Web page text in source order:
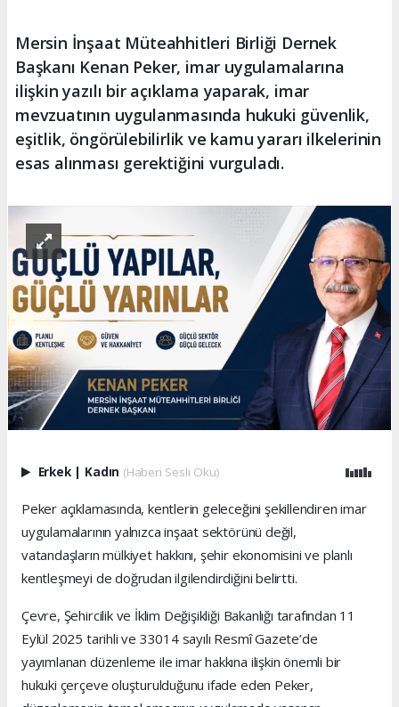
Mersin İnşaat Müteahhitleri Birliği Dernek
Başkanı Kenan Peker, imar uygulamalarına
ilişkin yazılı bir açıklama yaparak, imar
mevzuatının uygulanmasında hukuki güvenlik,
eşitlik, öngörülebilirlik ve kamu yararı ilkelerinin
esas alınması gerektiğini vurguladı.
Erkek Kadın (Haberi Sesli Oku)
Peker açıklamasında, kentlerin geleceğini şekillendiren imar
uygulamalarının yalnızca inşaat sektörünü değil,
vatandaşların mülkiyet hakkını, şehir ekonomisini ve planlı
kentleşmeyi de doğrudan ilgilendirdiğini belirtti.
Çevre, Şehircilik ve İklim Değişikliği Bakanlığı tarafından 11
Eylül 2025 tarihli ve 33014 sayılı Resmî Gazete’de
yayımlanan düzenleme ile imar hakkına ilişkin önemli bir
hukuki çerçeve oluşturulduğunu ifade eden Peker,